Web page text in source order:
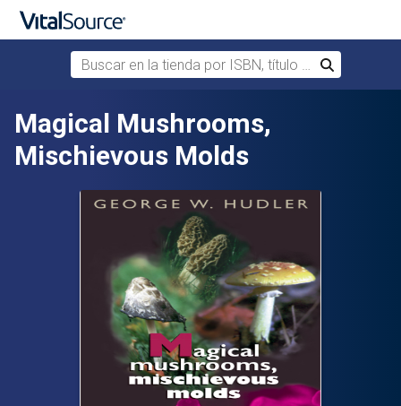
Saltar al contenido principal
Buscar en la tienda por ISBN, título o autor
Buscar
Magical Mushrooms,
Mischievous Molds